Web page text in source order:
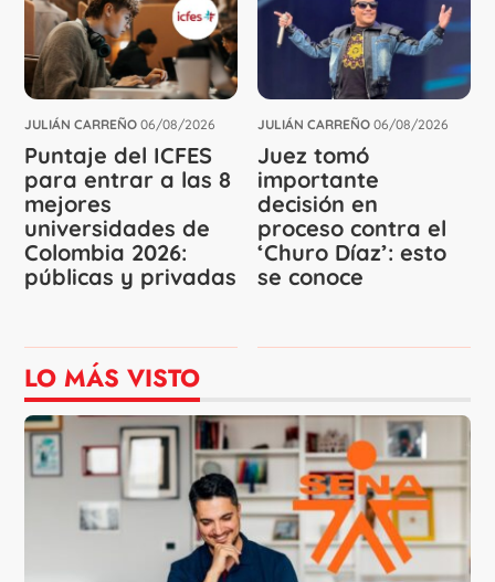
JULIÁN CARREÑO 06/08/2026
Puntaje del ICFES
para entrar a las 8
mejores
universidades de
Colombia 2026:
públicas y privadas
JULIÁN CARREÑO 06/08/2026
Juez tomó
importante
decisión en
proceso contra el
‘Churo Díaz’: esto
se conoce
LO MÁS VISTO